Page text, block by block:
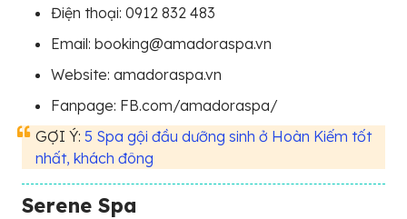
Điện thoại: 0912 832 483
Email: booking@amadoraspa.vn
Website: amadoraspa.vn
Fanpage: FB.com/amadoraspa/
GỢI Ý: 5 Spa gội đầu dưỡng sinh ở Hoàn Kiếm tốt
nhất, khách đông
Serene Spa